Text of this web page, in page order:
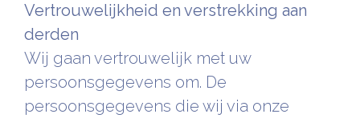
Vertrouwelijkheid en verstrekking aan
derden
Wij gaan vertrouwelijk met uw
persoonsgegevens om. De
persoonsgegevens die wij via onze